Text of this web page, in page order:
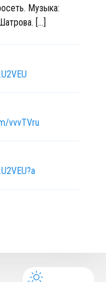
Музыка:
[…]
vvvTVru